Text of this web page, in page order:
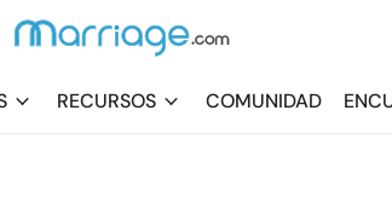
RECURSOS COMUNIDAD